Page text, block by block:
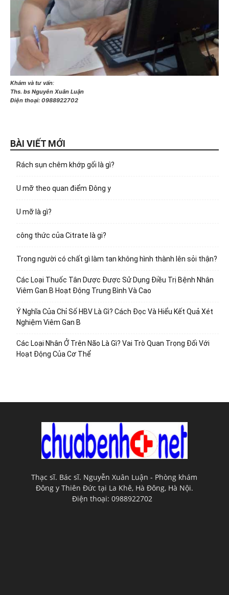
Khám và tư vấn:
Ths. bs Nguyễn Xuân Luận
Điện thoại: 0988922702
BÀI VIẾT MỚI
Rách sụn chêm khớp gối là gì?
U mỡ theo quan điểm Đông y
U mỡ là gì?
công thức của Citrate là gi?
Trong người có chất gì làm tan không hình thành lên sỏi thận?
Các Loại Thuốc Tân Dược Được Sử Dụng Điều Trị Bệnh Nhân
Viêm Gan B Hoạt Động Trung Bình Và Cao
Ý Nghĩa Của Chỉ Số HBV Là Gì? Cách Đọc Và Hiểu Kết Quả Xét
Nghiệm Viêm Gan B
Các Loại Nhân Ở Trên Não Là Gì? Vai Trò Quan Trọng Đối Với
Hoạt Động Của Cơ Thể
Thạc sĩ. Bác sĩ. Nguyễn Xuân Luận - Phòng khám
Đông y Thiên Đức tại La Khê, Hà Đông, Hà Nội.
Điện thoại: 0988922702